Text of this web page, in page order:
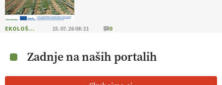
EKOLOŠKO LOGIČNO 15.07.26 08:21 0
Zadnje na naših portalih